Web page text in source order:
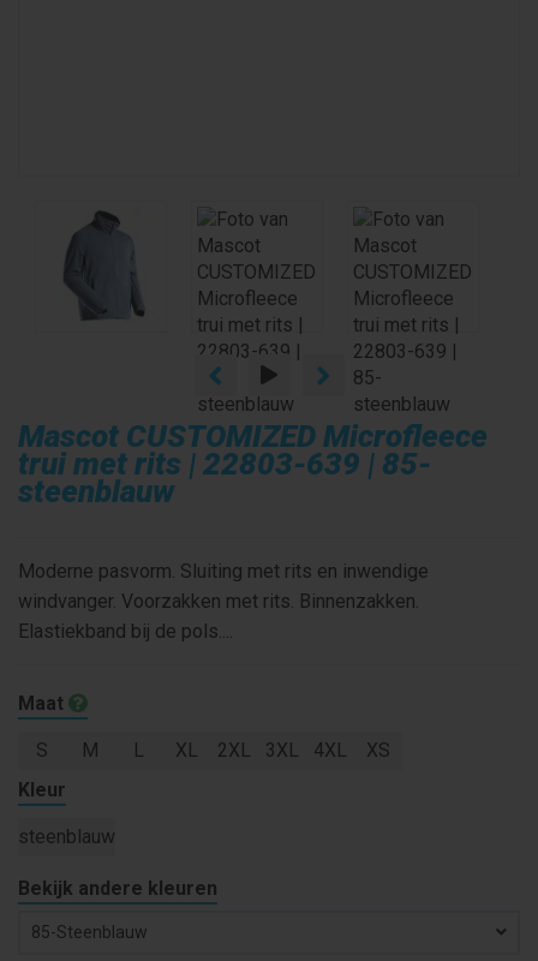
Mascot CUSTOMIZED Microfleece
trui met rits | 22803-639 | 85-
steenblauw
Moderne pasvorm. Sluiting met rits en inwendige
windvanger. Voorzakken met rits. Binnenzakken.
Elastiekband bij de pols....
Maat
S M L XL 2XL 3XL 4XL
XS
Kleur
steenblauw
Bekijk andere kleuren
85-Steenblauw